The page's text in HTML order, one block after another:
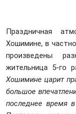
Праздничная
Хошимине, в
произведены
жительница 5-го
Хошимине царит
большое
последнее время